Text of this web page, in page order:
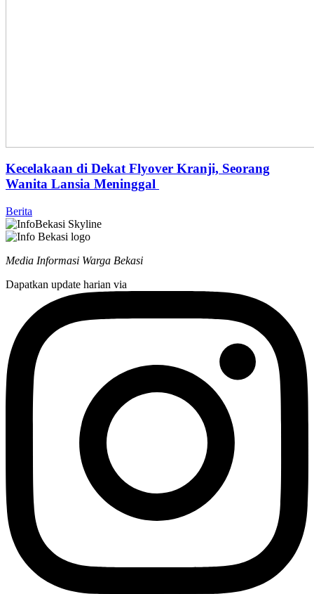
Kecelakaan di Dekat Flyover Kranji, Seorang
Wanita Lansia Meninggal
Berita
Media Informasi Warga Bekasi
Dapatkan update harian via